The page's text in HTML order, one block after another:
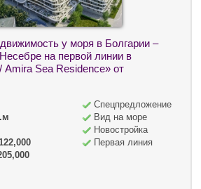
у моря в Болгарии –
на первой линии в
Amira Sea Residence» от
Спецпредложение
Вид на море
Новостройка
Первая линия